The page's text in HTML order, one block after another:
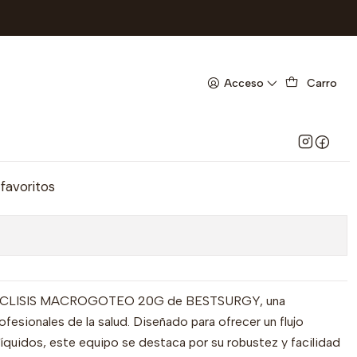
Acceso Carro
UBI 25-F-BODEGA D
MACROGOTEO 20G-
- UBI 25-F-BODEGA D
MACROGOTEO 20G de BESTSURGY, una
de la salud. Diseñado para ofrecer un flujo
este equipo se destaca por su robustez y facilidad